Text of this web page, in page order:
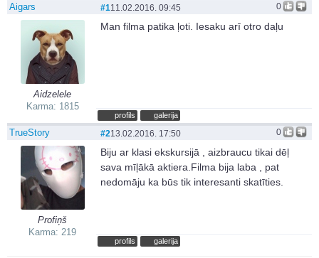
Aigars
Aidzelele
Karma: 1815
0
#111.02.2016. 09:45
Man filma patika ļoti. Iesaku arī otro daļu
profils galerija
TrueStory
Profiņš
Karma: 219
0
#213.02.2016. 17:50
Biju ar klasi ekskursijā , aizbraucu tikai dēļ
sava mīļākā aktiera.Filma bija laba , pat
nedomāju ka būs tik interesanti skatīties.
profils galerija